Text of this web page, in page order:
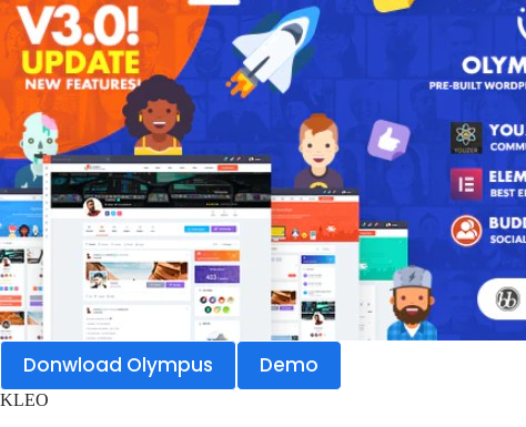
Donwload Olympus Demo
KLEO